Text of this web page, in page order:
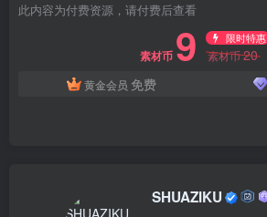
此内容为付费资源，请付费后查看
素材币 9 限时特惠
素材币20
黄金会员 免费
SHUAZIKU